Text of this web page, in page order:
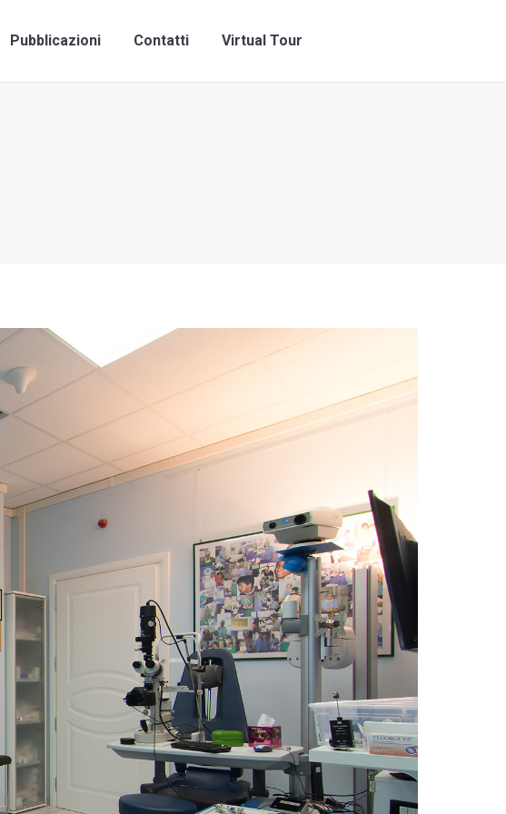
Pubblicazioni Contatti Virtual Tour
Pubblicazioni Contatti Virtual Tour